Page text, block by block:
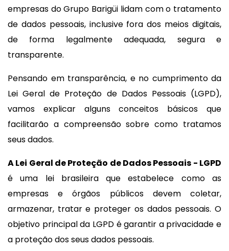
empresas do Grupo Barigüi lidam com o tratamento
de dados pessoais, inclusive fora dos meios digitais,
de forma legalmente adequada, segura e
transparente.
Pensando em transparência, e no cumprimento da
Lei Geral de Proteção de Dados Pessoais (LGPD),
vamos explicar alguns conceitos básicos que
facilitarão a compreensão sobre como tratamos
seus dados.
A Lei Geral de Proteção de Dados Pessoais - LGPD
é uma lei brasileira que estabelece como as
empresas e órgãos públicos devem coletar,
armazenar, tratar e proteger os dados pessoais. O
objetivo principal da LGPD é garantir a privacidade e
a proteção dos seus dados pessoais.